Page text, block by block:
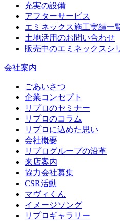
充実の設備
アフターサービス
エミネックス施工実績一
土地活用のお問い合わせ
販売中のエミネックスシ
会社案内
ごあいさつ
企業コンセプト
リプロのセミナー
リプロのコラム
リプロに込めた思い
会社概要
リプログループの沿革
来店案内
協力会社募集
CSR活動
マヴィくん
イメージソング
リプロギャラリー